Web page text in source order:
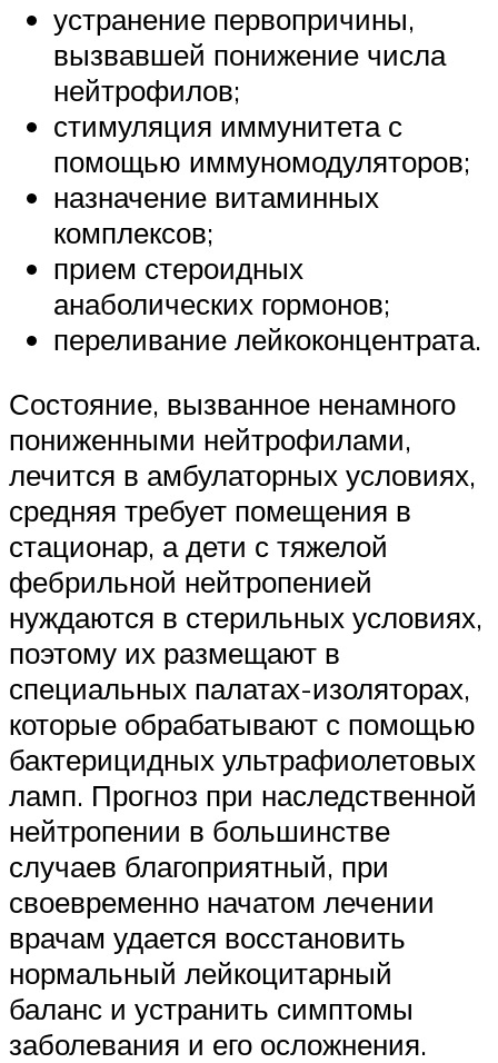
устранение первопричины,
вызвавшей понижение числа
нейтрофилов;
стимуляция иммунитета с
помощью иммуномодуляторов;
назначение витаминных
комплексов;
прием стероидных
анаболических гормонов;
переливание лейкоконцентрата.
Состояние, вызванное ненамного
пониженными нейтрофилами,
лечится в амбулаторных условиях,
средняя требует помещения в
стационар, а дети с тяжелой
фебрильной нейтропенией
нуждаются в стерильных условиях,
поэтому их размещают в
специальных палатах-изоляторах,
которые обрабатывают с помощью
бактерицидных ультрафиолетовых
ламп. Прогноз при наследственной
нейтропении в большинстве
случаев благоприятный, при
своевременно начатом лечении
врачам удается восстановить
нормальный лейкоцитарный
баланс и устранить симптомы
заболевания и его осложнения.